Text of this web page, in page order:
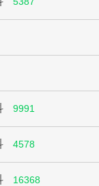
9991
4578
16368